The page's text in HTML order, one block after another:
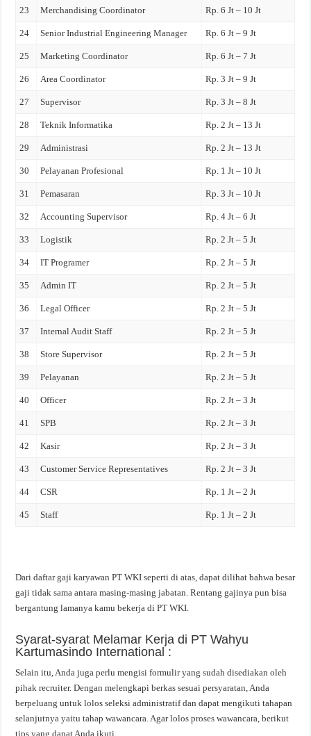
23 Merchandising Coordinator Rp. 6 Jt – 10 Jt
24 Senior Industrial Engineering Manager Rp. 6 Jt – 9 Jt
25 Marketing Coordinator Rp. 6 Jt – 7 Jt
26 Area Coordinator Rp. 3 Jt – 9 Jt
27 Supervisor Rp. 3 Jt – 8 Jt
28 Teknik Informatika Rp. 2 Jt – 13 Jt
29 Administrasi Rp. 2 Jt – 13 Jt
30 Pelayanan Profesional Rp. 1 Jt – 10 Jt
31 Pemasaran Rp. 3 Jt – 10 Jt
32 Accounting Supervisor Rp. 4 Jt – 6 Jt
33 Logistik Rp. 2 Jt – 5 Jt
34 IT Programer Rp. 2 Jt – 5 Jt
35 Admin IT Rp. 2 Jt – 5 Jt
36 Legal Officer Rp. 2 Jt – 5 Jt
37 Internal Audit Staff Rp. 2 Jt – 5 Jt
38 Store Supervisor Rp. 2 Jt – 5 Jt
39 Pelayanan Rp. 2 Jt – 5 Jt
40 Officer Rp. 2 Jt – 3 Jt
41 SPB Rp. 2 Jt – 3 Jt
42 Kasir Rp. 2 Jt – 3 Jt
43 Customer Service Representatives Rp. 2 Jt – 3 Jt
44 CSR Rp. 1 Jt – 2 Jt
45 Staff Rp. 1 Jt – 2 Jt
Dari daftar gaji karyawan PT WKI seperti di atas, dapat dilihat bahwa besar
gaji tidak sama antara masing-masing jabatan. Rentang gajinya pun bisa
bergantung lamanya kamu bekerja di PT WKI.
Syarat-syarat Melamar Kerja di PT Wahyu
Kartumasindo International :
Selain itu, Anda juga perlu mengisi formulir yang sudah disediakan oleh
pihak recruiter. Dengan melengkapi berkas sesuai persyaratan, Anda
berpeluang untuk lolos seleksi administratif dan dapat mengikuti tahapan
selanjutnya yaitu tahap wawancara. Agar lolos proses wawancara, berikut
tips yang dapat Anda ikuti.